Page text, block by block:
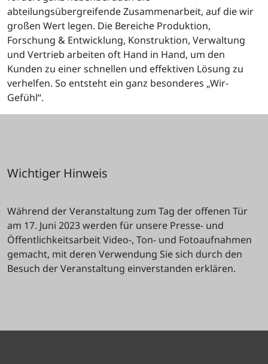
abteilungsübergreifende Zusammenarbeit, auf die wir
großen Wert legen. Die Bereiche Produktion,
Forschung & Entwicklung, Konstruktion, Verwaltung
und Vertrieb arbeiten oft Hand in Hand, um den
Kunden zu einer schnellen und effektiven Lösung zu
verhelfen. So entsteht ein ganz besonderes „Wir-
Gefühl“.
Wichtiger Hinweis
Während der Veranstaltung zum Tag der offenen Tür
am 17. Juni 2023 werden für unsere Presse- und
Öffentlichkeitsarbeit Video-, Ton- und Fotoaufnahmen
gemacht, mit deren Verwendung Sie sich durch den
Besuch der Veranstaltung einverstanden erklären.